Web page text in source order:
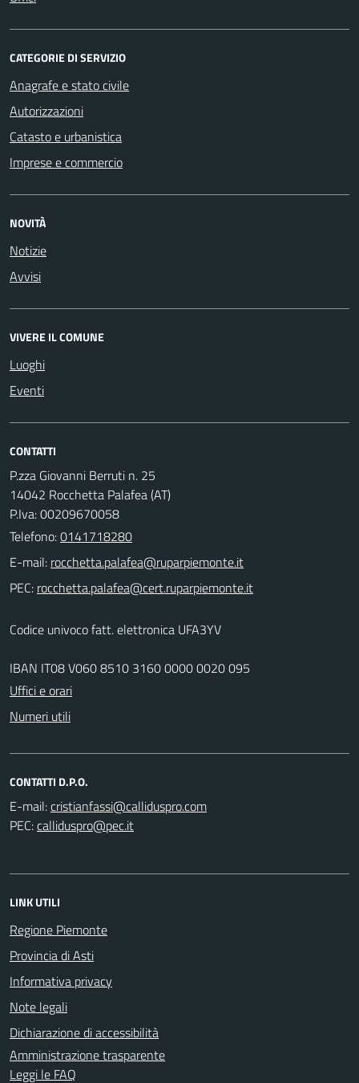
CATEGORIE DI SERVIZIO
Anagrafe e stato civile
Autorizzazioni
Catasto e urbanistica
Imprese e commercio
NOVITÀ
Notizie
Avvisi
VIVERE IL COMUNE
Luoghi
Eventi
CONTATTI
P.zza Giovanni Berruti n. 25
14042 Rocchetta Palafea (AT)
P.Iva: 00209670058
Telefono:0141718280
E-mail:
PEC:
Codice univoco fatt. elettronica UFA3YV
IBAN IT08 V060 8510 3160 0000 0020 095
Uffici e orari
Numeri utili
CONTATTI D.P.O.
E-mail:
PEC:
LINK UTILI
Regione Piemonte
Provincia di Asti
Informativa privacy
Note legali
Dichiarazione di accessibilità
Amministrazione trasparente
Leggi le FAQ